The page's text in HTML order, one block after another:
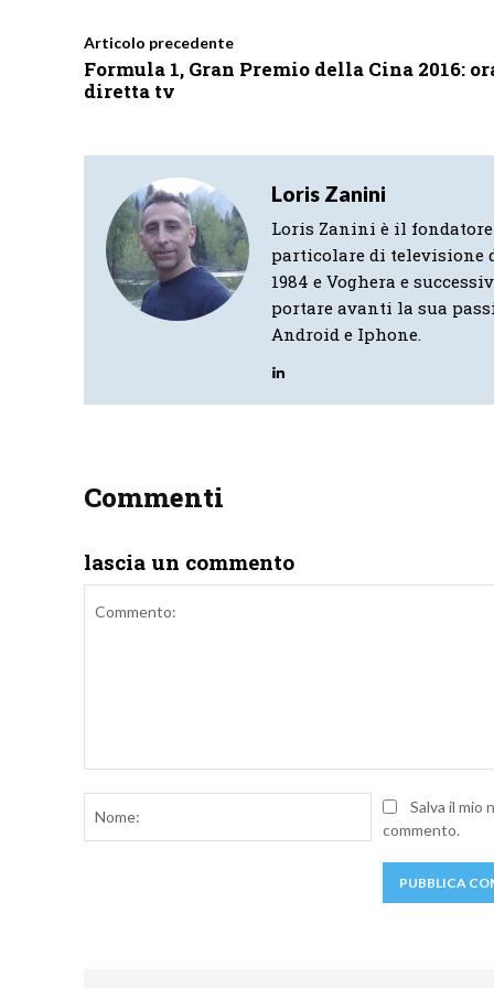
Articolo precedente
Formula 1, Gran Premio della Cina 2016:
diretta tv
Loris Zanini
Loris Zanini è il
particolare di televisione
1984 e Voghera e
portare avanti la sua
Android e Iphone.
Commenti
lascia un commento
Nome:Salva il mio
commento.